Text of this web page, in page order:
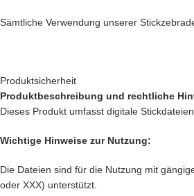
Sämtliche Verwendung unserer
Produktsicherheit
Produktbeschreibung und rechtliche
Dieses Produkt umfasst digitale
Wichtige Hinweise zur Nutzung:
Die Dateien sind für die Nutzung mit
oder XXX) unterstützt.